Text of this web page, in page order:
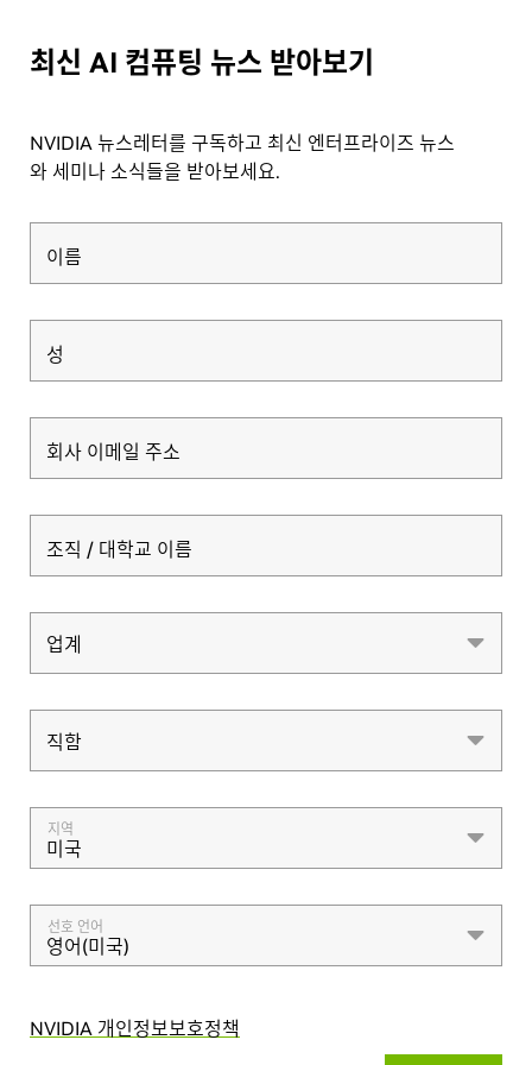
최신 AI 컴퓨팅 뉴스 받아보기
NVIDIA 뉴스레터를 구독하고 최신 엔터프라이즈 뉴스
와 세미나 소식들을 받아보세요.
이름
성
회사 이메일 주소
조직 / 대학교 이름
업계
업계
직함
직함
지역
미국
선호 언어
영어(미국)
NVIDIA 개인정보보호정책